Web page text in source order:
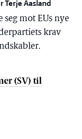
Terje Aasland
mot EUs nye
krav
(SV) til